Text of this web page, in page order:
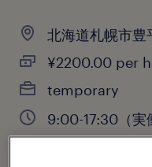
北海道札幌市豊
¥2200.00 per
temporary
9:00-17:30（実